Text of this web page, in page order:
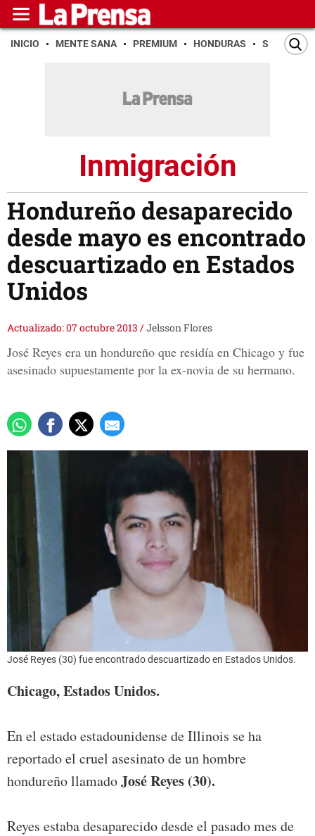
INICIO MENTE SANA PREMIUM HONDURAS SAN PEDRO
Inmigración
Hondureño desaparecido
desde mayo es encontrado
descuartizado en Estados
Unidos
Actualizado: 07 octubre 2013 /Jelsson Flores
José Reyes era un hondureño que residía en Chicago y fue
asesinado supuestamente por la ex-novia de su hermano.
José Reyes (30) fue encontrado descuartizado en Estados Unidos.
Chicago, Estados Unidos.
En el estado estadounidense de Illinois se ha
reportado el cruel asesinato de un hombre
hondureño llamadoJosé Reyes (30).
Reyes estaba desaparecido desde el pasado mes de